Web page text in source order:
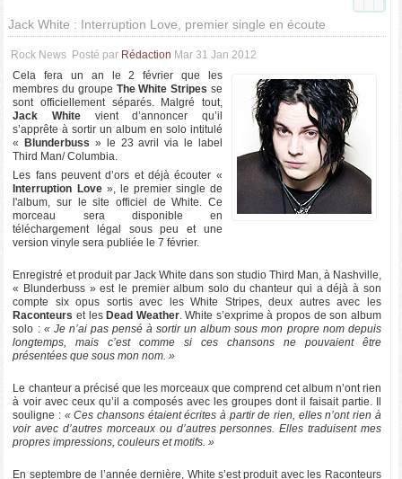
Jack White : Interruption Love, premier single en écoute
Rock News Posté par Rédaction Mar 31 Jan 2012
Cela fera un an le 2 février que les
membres du groupe The White Stripes se
sont officiellement séparés. Malgré tout,
Jack White vient d’annoncer qu’il
s’apprête à sortir un album en solo intitulé
«
Blunderbuss » le 23 avril via le label
Third Man/ Columbia.
Les fans peuvent d’ors et déjà écouter «
Interruption Love », le premier single de
l'album, sur le site officiel de White. Ce
morceau sera disponible en
téléchargement légal sous peu et une
version vinyle sera publiée le 7 février.
Enregistré et produit par Jack White dans son studio Third Man, à Nashville,
« Blunderbuss » est le premier album solo du chanteur qui a déjà à son
compte six opus sortis avec les White Stripes, deux autres avec les
Raconteurset les Dead Weather. White s’exprime à propos de son album
solo :« Je n’ai pas pensé à sortir un album sous mon propre nom depuis
longtemps, mais c’est comme si ces chansons ne pouvaient être
présentées que sous mon nom. »
Le chanteur a précisé que les morceaux que comprend cet album n’ont rien
à voir avec ceux qu’il a composés avec les groupes dont il faisait partie. Il
souligne : « Ces chansons étaient écrites à partir de rien, elles n’ont rien à
voir avec d’autres morceaux ou d’autres personnes. Elles traduisent mes
propres impressions, couleurs et motifs. »
En septembre de l’année dernière, White s’est produit avec les Raconteurs